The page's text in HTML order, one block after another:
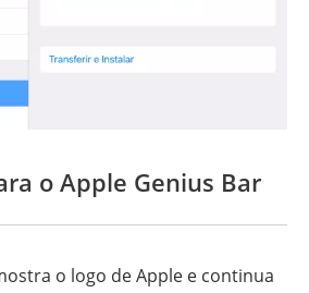
o Apple Genius Bar
o logo de Apple e continua